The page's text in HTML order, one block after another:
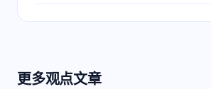
更多观点文章